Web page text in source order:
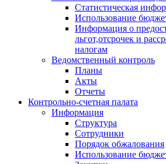
Статистическая
Использование
Информация о
льгот,отсрочек и
налогам
Ведомственный контроль
Планы
Акты
Отчеты
Контрольно-счетная палата
Информация
Структура
Сотрудники
Порядок обжалования
Использование